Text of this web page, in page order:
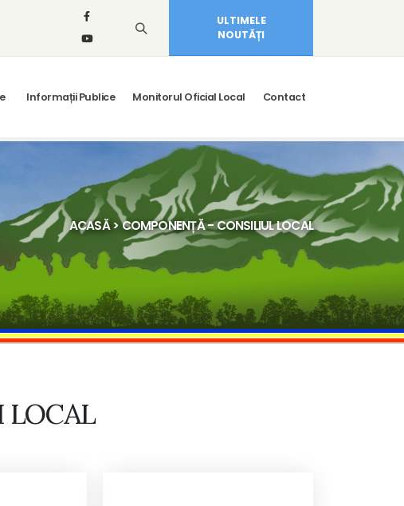
ULTIMELE
NOUTĂȚI
Informații Publice Monitorul Oficial Local Contact
ACASĂ> COMPONENȚĂ - CONSILIUL LOCAL
LOCAL